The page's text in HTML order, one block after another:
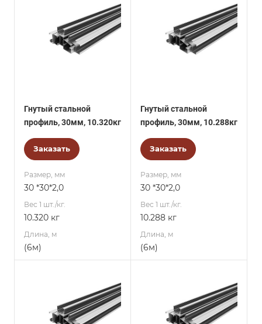
Гнутый стальной
профиль, 30мм, 10.320кг
Заказать
Размер, мм
30 *30*2,0
Вес 1 шт./кг.
10.320 кг
Длина, м
(6м)
Гнутый стальной
профиль, 30мм, 10.288кг
Заказать
Размер, мм
30 *30*2,0
Вес 1 шт./кг.
10.288 кг
Длина, м
(6м)